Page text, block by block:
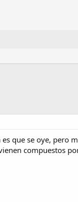
que se oye, pero
compuestos